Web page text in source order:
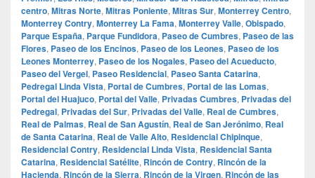
centro, Mitras Norte, Mitras Poniente, Mitras Sur, Monterrey Centro,
Monterrey Contry, Monterrey La Fama, Monterrey Valle, Obispado,
Parque España, Parque Fundidora, Paseo de Cumbres, Paseo de las
Flores, Paseo de los Encinos, Paseo de los Leones, Paseo de los
Leones Monterrey, Paseo de los Nogales, Paseo del Acueducto,
Paseo del Vergel, Paseo Residencial, Paseo Santa Catarina,
Pedregal Linda Vista, Portal de Cumbres, Portal de las Lomas,
Portal del Huajuco, Portal del Valle, Privadas Cumbres, Privadas del
Pedregal, Privadas del Sur, Privadas del Valle, Real de Cumbres,
Real de Palmas, Real de San Agustín, Real de San Jerónimo, Real
de Santa Catarina, Real de Valle Alto, Residencial Chipinque,
Residencial Contry, Residencial Linda Vista, Residencial Santa
Catarina, Residencial Satélite, Rincón de Contry, Rincón de la
Hacienda, Rincón de la Sierra, Rincón de la Virgen, Rincón de las